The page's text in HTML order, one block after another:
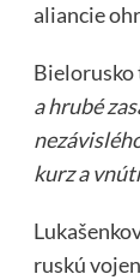
aliancie
Bielorusko
a hrubé
kurz a
ruskú